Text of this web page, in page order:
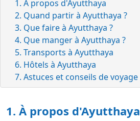
1. À propos d'Ayutthaya
2. Quand partir à Ayutthaya ?
3. Que faire à Ayutthaya ?
4. Que manger à Ayutthaya ?
5. Transports à Ayutthaya
6. Hôtels à Ayutthaya
7. Astuces et conseils de voyage
1. À propos d'Ayutthaya